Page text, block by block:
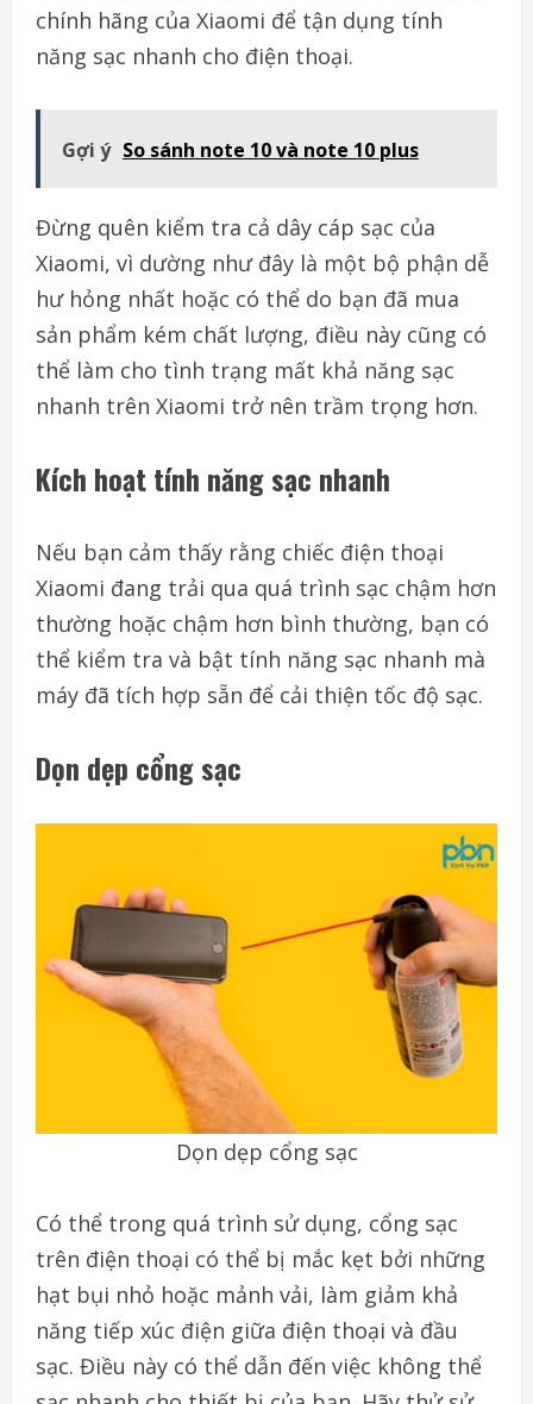
chính hãng của Xiaomi để tận dụng tính
năng sạc nhanh cho điện thoại.
Gợi ý So sánh note 10 và note 10 plus
Đừng quên kiểm tra cả dây cáp sạc của
Xiaomi, vì dường như đây là một bộ phận dễ
hư hỏng nhất hoặc có thể do bạn đã mua
sản phẩm kém chất lượng, điều này cũng có
thể làm cho tình trạng mất khả năng sạc
nhanh trên Xiaomi trở nên trầm trọng hơn.
Kích hoạt tính năng sạc nhanh
Nếu bạn cảm thấy rằng chiếc điện thoại
Xiaomi đang trải qua quá trình sạc chậm hơn
thường hoặc chậm hơn bình thường, bạn có
thể kiểm tra và bật tính năng sạc nhanh mà
máy đã tích hợp sẵn để cải thiện tốc độ sạc.
Dọn dẹp cổng sạc
Dọn dẹp cổng sạc
Có thể trong quá trình sử dụng, cổng sạc
trên điện thoại có thể bị mắc kẹt bởi những
hạt bụi nhỏ hoặc mảnh vải, làm giảm khả
năng tiếp xúc điện giữa điện thoại và đầu
sạc. Điều này có thể dẫn đến việc không thể